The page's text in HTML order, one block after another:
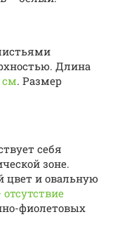
Длина
см. Размер
себя
зоне.
цвет и овальную
фиолетовых